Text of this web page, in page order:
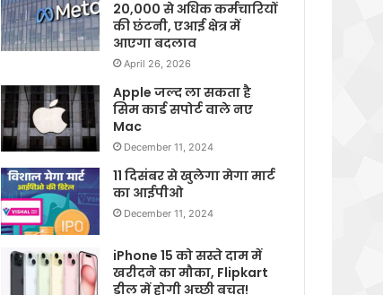
20,000 से अधिक कर्मचारियों
की छंटनी, एआई क्षेत्र में
आएगा बदलाव
April 26, 2026
Apple जल्द ला सकता है
सिम कार्ड सपोर्ट वाले नए
Mac
December 11, 2024
11 दिसंबर से खुलेगा मेगा मार्ट
का आईपीओ
December 11, 2024
iPhone 15 को सस्ते दाम में
खरीदने का मौका, Flipkart
डील में होगी अच्छी बचत!